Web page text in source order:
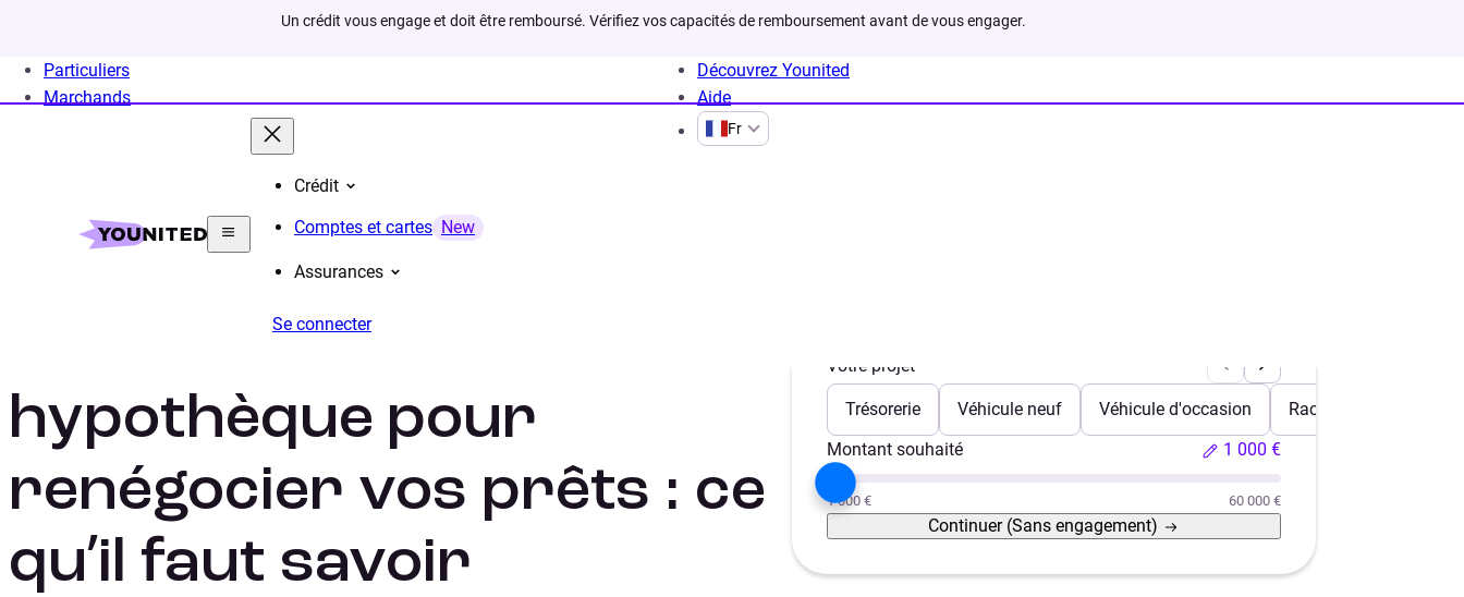
Un crédit vous engage et doit être remboursé. Vérifiez vos capacités de remboursement avant de vous engager.
Particuliers
Marchands
Découvrez Younited
Aide
Fr
Crédit
Comptes et cartes New
Assurances
Se connecter
Home Rachat de crédit Infos Rachat credit avec hypotheque
Rachat de crédit avec
hypothèque pour
renégocier vos prêts : ce
qu’il faut savoir
Votre projet
Trésorerie Véhicule neuf Véhicule d'occasion Rachat de crédits
Montant souhaité
1 000 €
1 000 € 60 000 €
Continuer (Sans engagement)